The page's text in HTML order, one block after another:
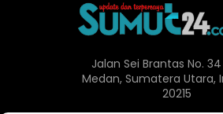
Jalan Sei Brantas No.
Medan, Sumatera Utara,
20215